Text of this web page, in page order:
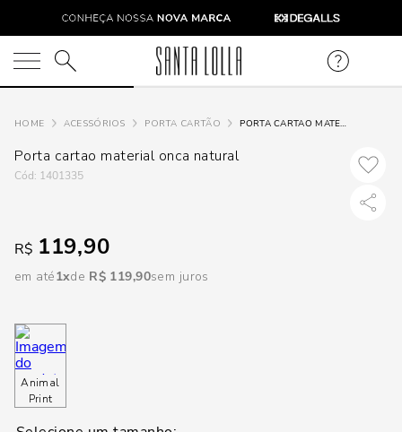
O que você está procurando?
ACESSÓRIOS PORTA CARTÃO PORTA CARTAO MATERIAL ONCA NATURAL
Porta cartao material onca natural
: 1401335
R$ 119,90
em até1 R$ 119,90sem juros
Animal
Print